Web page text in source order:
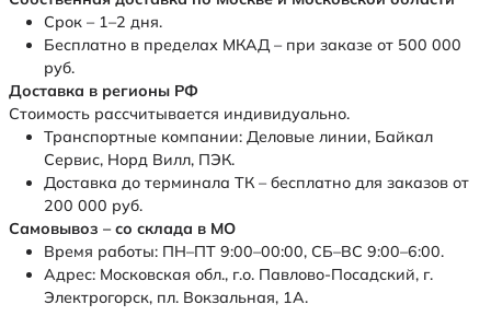
Срок – 1–2 дня.
Бесплатно в пределах МКАД – при заказе от 500 000
руб.
Доставка в регионы РФ
Стоимость рассчитывается индивидуально.
Транспортные компании: Деловые линии, Байкал
Сервис, Норд Вилл, ПЭК.
Доставка до терминала ТК – бесплатно для заказов от
200 000 руб.
Самовывоз – со склада в МО
Время работы: ПН–ПТ 9:00–00:00, СБ–ВС 9:00–6:00.
Адрес: Московская обл., г.о. Павлово-Посадский, г.
Электрогорск, пл. Вокзальная, 1А.